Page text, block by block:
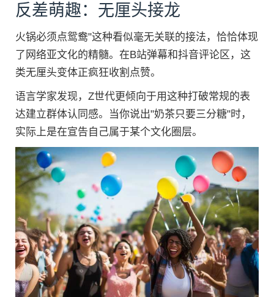
反差萌趣：无厘头接龙
火锅必须点鸳鸯"这种看似毫无关联的接法，恰恰体现
了网络亚文化的精髓。在B站弹幕和抖音评论区，这
类无厘头变体正疯狂收割点赞。
语言学家发现，Z世代更倾向于用这种打破常规的表
达建立群体认同感。当你说出"奶茶只要三分糖"时，
实际上是在宣告自己属于某个文化圈层。